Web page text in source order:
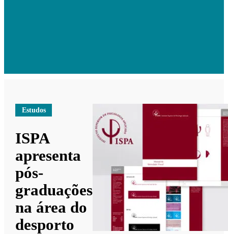
Estudos
ISPA
apresenta
pós-
graduações
na área do
desporto